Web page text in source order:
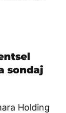
sondaj
Holding